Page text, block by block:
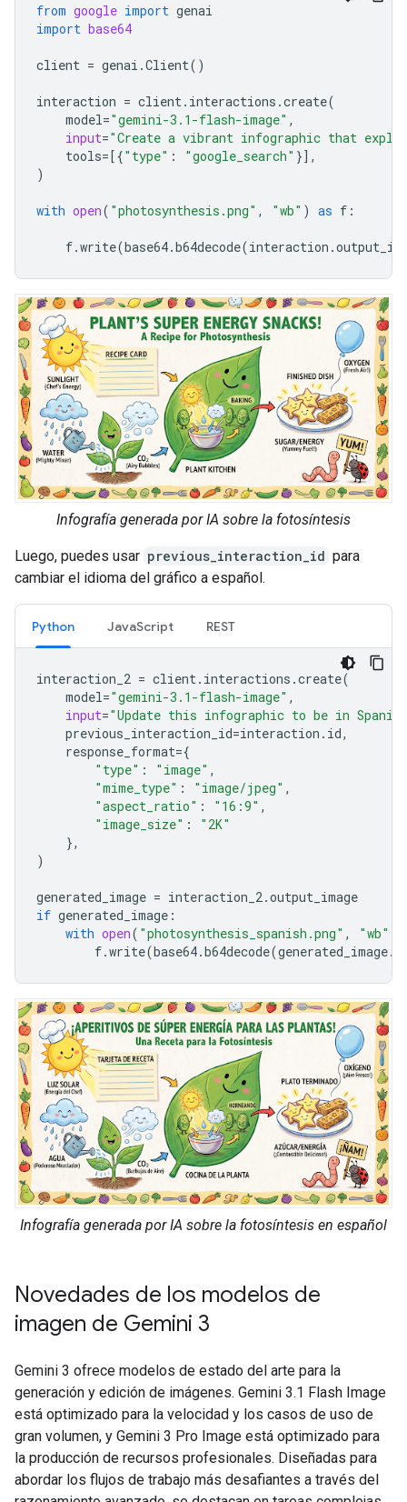
from google import genai
import base64
client = genai .Client()
interaction = client. interactions .create(
model="gemini-3.1-flash-image" ,
input="Create a vibrant infographic that
tools=[{"type" : "google_search" }],
)
with open( "photosynthesis.png" , "wb" ) as f :
f.write(base64.b64decode(interaction .
Infografía generada por IA sobre la fotosíntesis
Luego, puedes usar previous_interaction_id para
cambiar el idioma del gráfico a español.
Python JavaScript REST
interaction_2 = client. interactions .create(
model="gemini-3.1-flash-image" ,
input="Update this infographic to be in
previous_interaction_id=interaction . id,
response_format={
"type" : "image" ,
"mime_type" : "image/jpeg" ,
"aspect_ratio" : "16:9" ,
"image_size" :
"2K"
},
)
generated_image = interaction_2.output_image
if generated_image :
with open( "photosynthesis_spanish.png" , "wb"
f.write(base64.b64decode(generated_image.
Infografía generada por IA sobre la fotosíntesis en español
Novedades de los modelos de
imagen de Gemini 3
Gemini 3 ofrece modelos de estado del arte para la
generación y edición de imágenes. Gemini 3.1 Flash Image
está optimizado para la velocidad y los casos de uso de
gran volumen, y Gemini 3 Pro Image está optimizado para
la producción de recursos profesionales. Diseñadas para
abordar los flujos de trabajo más desafiantes a través del